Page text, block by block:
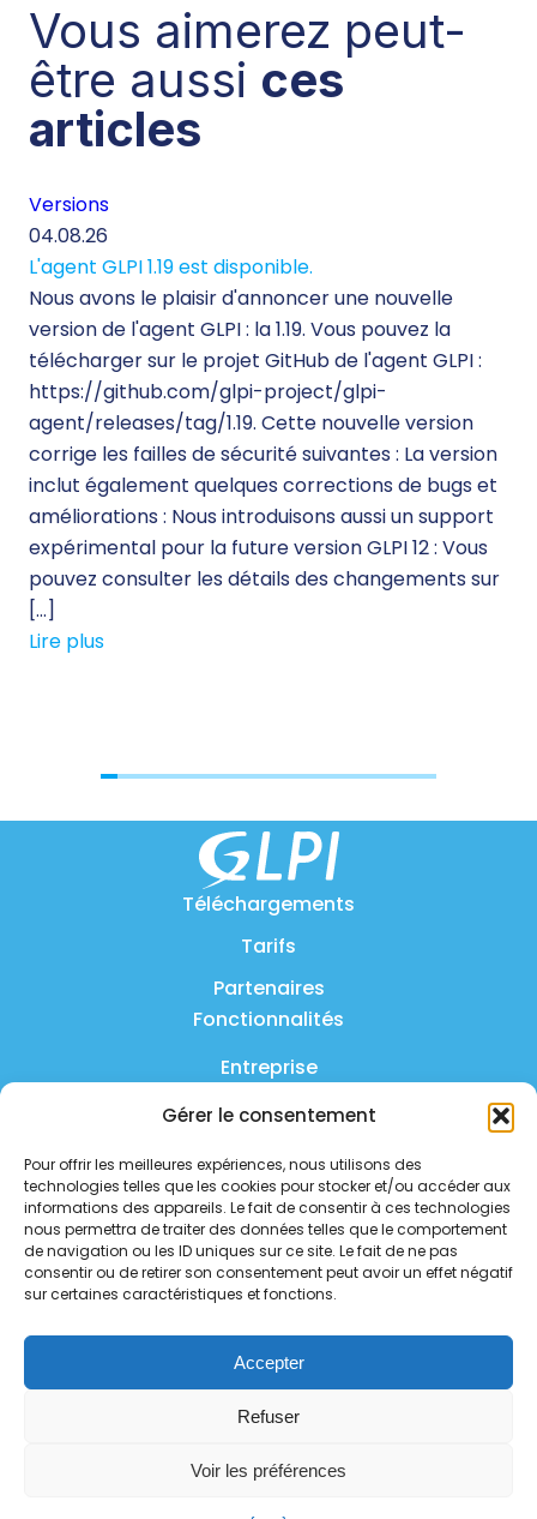
Gérer le consentement
Pour offrir les meilleures expériences, nous utilisons des
technologies telles que les cookies pour stocker et/ou accéder aux
informations des appareils. Le fait de consentir à ces technologies
nous permettra de traiter des données telles que le comportement
de navigation ou les ID uniques sur ce site. Le fait de ne pas
consentir ou de retirer son consentement peut avoir un effet négatif
sur certaines caractéristiques et fonctions.
Accepter
Refuser
Voir les préférences
Vous aimerez peut-
être aussi ces
articles
Versions
04.08.26
L'agent GLPI 1.19 est disponible.
Nous avons le plaisir d'annoncer une nouvelle
version de l'agent GLPI : la 1.19. Vous pouvez la
télécharger sur le projet GitHub de l'agent GLPI :
https://github.com/glpi-project/glpi-
agent/releases/tag/1.19. Cette nouvelle version
corrige les failles de sécurité suivantes : La version
inclut également quelques corrections de bugs et
améliorations : Nous introduisons aussi un support
expérimental pour la future version GLPI 12 : Vous
pouvez consulter les détails des changements sur
[…]
Lire plus
Téléchargements
Tarifs
Partenaires
Fonctionnalités
Entreprise
Produit
FAQ
Nous contacter
Politique de confidentialité
Politique de sécurité
Suivez-nous sur les réseaux